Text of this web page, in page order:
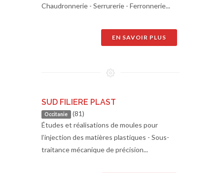
Chaudronnerie - Serrurerie - Ferronnerie...
EN SAVOIR PLUS
SUD FILIERE PLAST
Occitanie (81)
Études et réalisations de moules pour
l’injection des matières plastiques - Sous-
traitance mécanique de précision...